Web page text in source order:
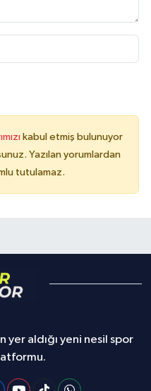
kabul etmiş bulunuyor
Yazılan yorumlardan
tutulamaz.
yer aldığı yeni nesil spor